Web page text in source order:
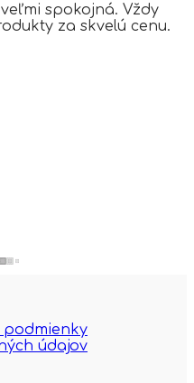
spokojná. Vždy
za skvelú cenu.
údajov